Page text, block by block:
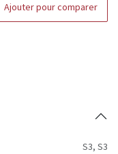
Ajouter pour comparer
S3, S3